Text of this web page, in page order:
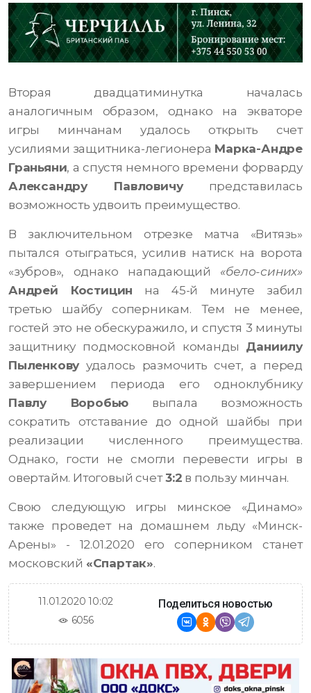
Вторая двадцатиминутка началась
аналогичным образом, однако на экваторе
игры минчанам удалось открыть счет
усилиями защитника-легионера Марка-Андре
Граньяни, а спустя немного времени форварду
Александру Павловичупредставилась
возможность удвоить преимущество.
В заключительном отрезке матча «Витязь»
пытался отыграться, усилив натиск на ворота
«зубров», однако нападающий «бело-синих»
Андрей Костицин на 45-й минуте забил
третью шайбу соперникам. Тем не менее,
гостей это не обескуражило, и спустя 3 минуты
защитнику подмосковной команды Даниилу
Пыленковуудалось размочить счет, а перед
завершением периода его одноклубнику
Павлу Воробью выпала возможность
сократить отставание до одной шайбы при
реализации численного преимущества.
Однако, гости не смогли перевести игры в
овертайм. Итоговый счет3:2 в пользу минчан.
Свою следующую игры минское «Динамо»
также проведет на домашнем льду «Минск-
Арены» - 12.01.2020 его соперником станет
московский «Спартак».
11.01.2020 10:02
6056
Поделиться новостью